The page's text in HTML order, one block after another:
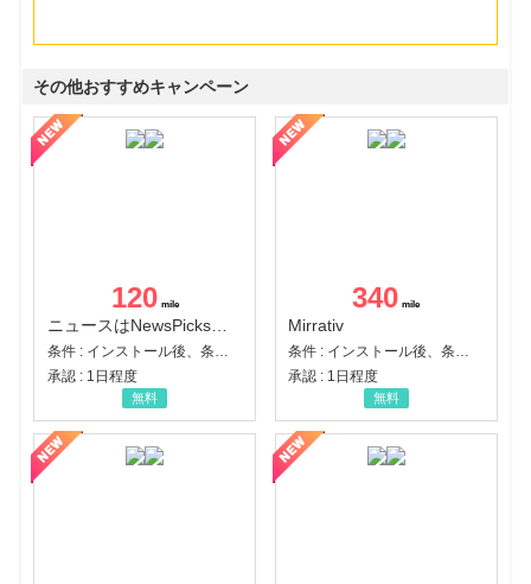
その他おすすめキャンペーン
120
ニュースはNewsPicks｜経済ニュース・就活・ビジネス
条件 : インストール後、条件達成
承認 : 1日程度
無料
340
Mirrativ
条件 : インストール後、条件達成
承認 : 1日程度
無料